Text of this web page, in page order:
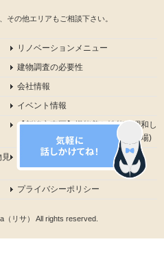
その他エリアもご相談下さい。
リノベーションメニュー
建物調査の必要性
会社情報
イベント情報
【新潟市東区】機能美と性能が調和し
たリノベモデルハウス（大山展示場)
中古物件探しています
プライバシーポリシー
リサ） All rights reserved.